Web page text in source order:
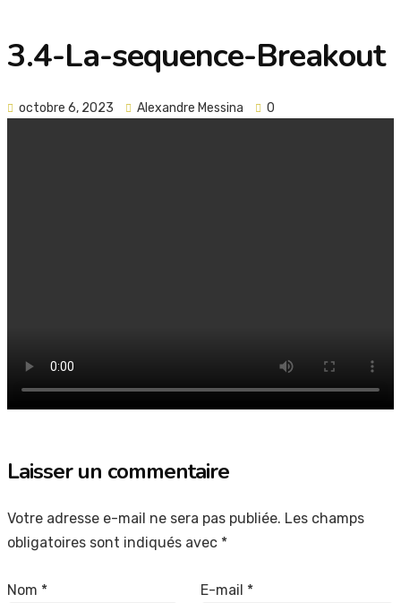
3.4-La-sequence-Breakout
octobre 6, 2023 Alexandre Messina 0
Laisser un commentaire
Votre adresse e-mail ne sera pas publiée. Les champs
obligatoires sont indiqués avec *
Nom * E-mail *